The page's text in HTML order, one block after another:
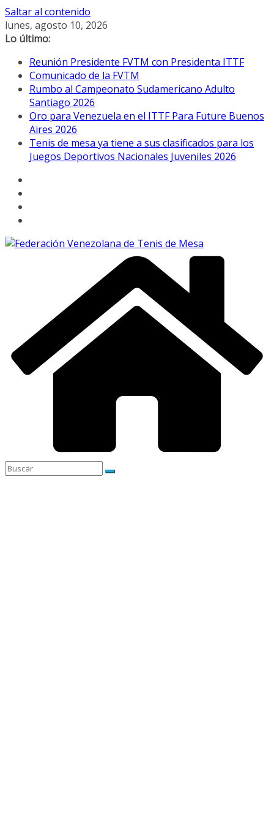
Saltar al contenido
lunes, agosto 10, 2026
Lo último:
Reunión Presidente FVTM con Presidenta ITTF
Comunicado de la FVTM
Rumbo al Campeonato Sudamericano Adulto
Santiago 2026
Oro para Venezuela en el ITTF Para Future Buenos
Aires 2026
Tenis de mesa ya tiene a sus clasificados para los
Juegos Deportivos Nacionales Juveniles 2026